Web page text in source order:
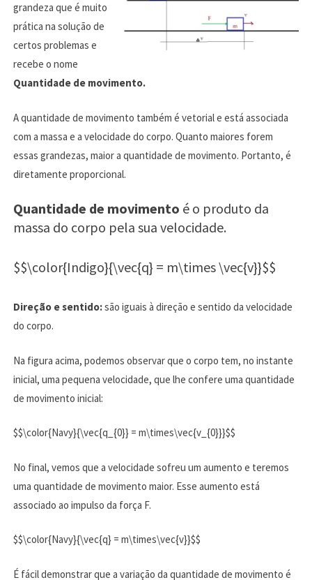
grandeza que é muito
prática na solução de
certos problemas e
recebe o nome
Quantidade de movimento.
A quantidade de movimento também é vetorial e está associada
com a massa e a velocidade do corpo. Quanto maiores forem
essas grandezas, maior a quantidade de movimento. Portanto, é
diretamente proporcional.
Quantidade de movimento é o produto da
massa do corpo pela sua velocidade.
$$\color{Indigo}{\vec{q} = m\times \vec{v}}$$
Direção e sentido:são iguais à direção e sentido da velocidade
do corpo.
Na figura acima, podemos observar que o corpo tem, no instante
inicial, uma pequena velocidade, que lhe confere uma quantidade
de movimento inicial:
$$\color{Navy}{\vec{q_{0}} = m\times\vec{v_{0}}}$$
No final, vemos que a velocidade sofreu um aumento e teremos
uma quantidade de movimento maior. Esse aumento está
associado ao impulso da força F.
$$\color{Navy}{\vec{q} = m\times\vec{v}}$$
É fácil demonstrar que a variação da quantidade de movimento é